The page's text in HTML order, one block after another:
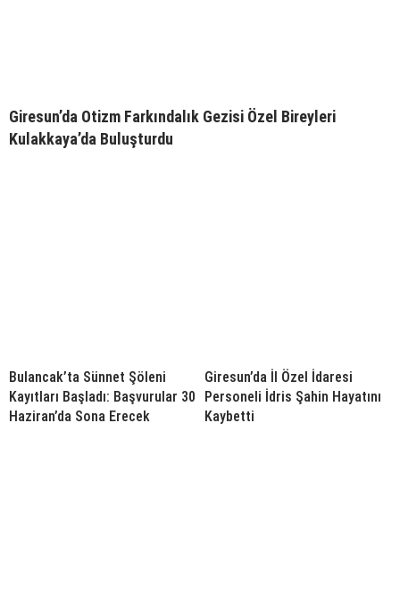
Giresun’da Otizm Farkındalık Gezisi Özel Bireyleri
Kulakkaya’da Buluşturdu
Bulancak’ta Sünnet Şöleni
Kayıtları Başladı: Başvurular 30
Haziran’da Sona Erecek
Giresun’da İl Özel İdaresi
Personeli İdris Şahin Hayatını
Kaybetti